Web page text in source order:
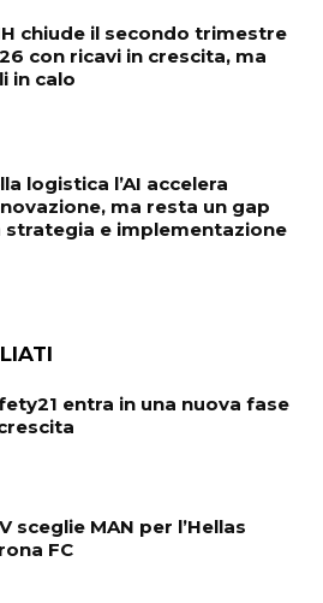
chiude il secondo trimestre
con ricavi in crescita, ma
in calo
logistica l’AI accelera
ma resta un gap
strategia e implementazione
entra in una nuova fase
sceglie MAN per l’Hellas
FC